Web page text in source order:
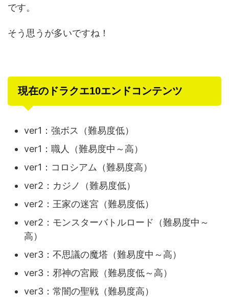
です。
そう思うが多いですね！
現在のドラクエ10エンドコンテンツ
ver1：強ボス（難易度低）
ver1：職人（難易度中～高）
ver1：コロシアム（難易度高）
ver2：カジノ（難易度低）
ver2：王家の迷宮（難易度低）
ver2：モンスターバトルロード（難易度中～
高）
ver3：不思議の魔塔（難易度中～高）
ver3：邪神の宮殿（難易度低～高）
ver3：常闇の聖戦（難易度高）